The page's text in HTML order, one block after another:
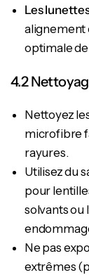
Les
alignement
optimale de
4.2
Nettoyez
microfibre
rayures.
Utilisez du
pour
solvants ou
Ne pas
extrêmes